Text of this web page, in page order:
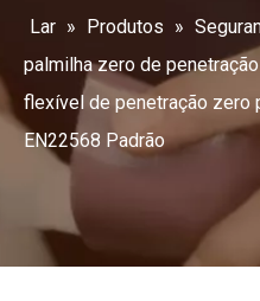
Lar » Produtos »
palmilha zero de penetração
flexível de penetração zero
EN22568 Padrão